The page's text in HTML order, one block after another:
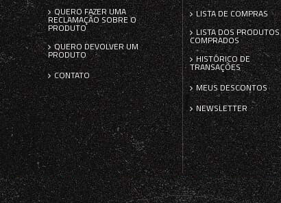
QUERO FAZER UMA
RECLAMAÇÃO SOBRE O
PRODUTO
QUERO DEVOLVER UM
PRODUTO
CONTATO
LISTA DE COMPRAS
LISTA DOS PRODUTOS
COMPRADOS
HISTÓRICO DE
TRANSAÇÕES
MEUS DESCONTOS
NEWSLETTER